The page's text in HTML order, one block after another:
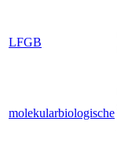
LFGB
molekularbiologische